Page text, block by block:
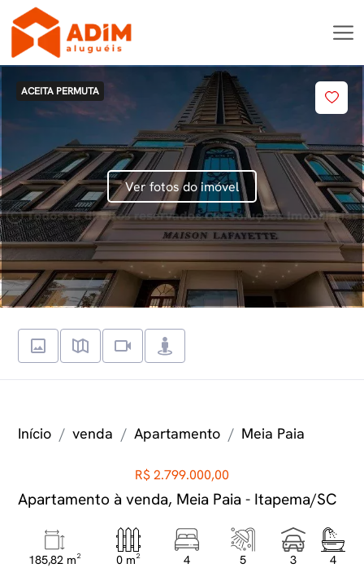
ACEITA PERMUTA
Ver fotos do imóvel
Início venda Apartamento Meia Paia
R$ 2.799.000,00
Apartamento à venda, Meia Paia - Itapema/SC
185,82 m²
0 m²
4
5
3
4